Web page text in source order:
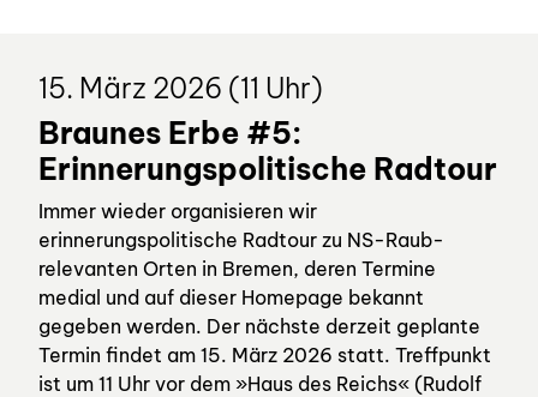
15. März 2026 (11 Uhr)
Braunes Erbe #5:
Erinnerungspolitische Radtour
Immer wieder organisieren wir
erinnerungspolitische Radtour zu NS-Raub-
relevanten Orten in Bremen, deren Termine
medial und auf dieser Homepage bekannt
gegeben werden. Der nächste derzeit geplante
Termin findet am 15. März 2026 statt. Treffpunkt
ist um 11 Uhr vor dem »Haus des Reichs« (Rudolf